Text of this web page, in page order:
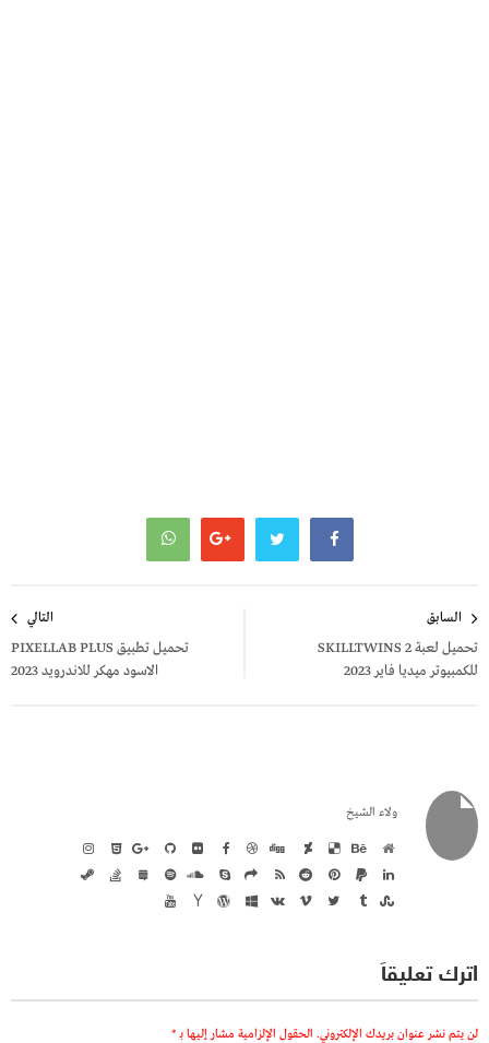
المقالات
السابق
تحميل لعبة SKILLTWINS 2
للكمبيوتر ميديا فاير 2023
التالي
تحميل تطبيق PIXELLAB PLUS
الاسود مهكر للاندرويد 2023
ولاء الشيخ
اترك تعليقاً
لن يتم نشر عنوان بريدك الإلكتروني. الحقول الإلزامية مشار إليها بـ *